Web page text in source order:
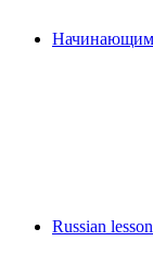
Начинающим
Russian